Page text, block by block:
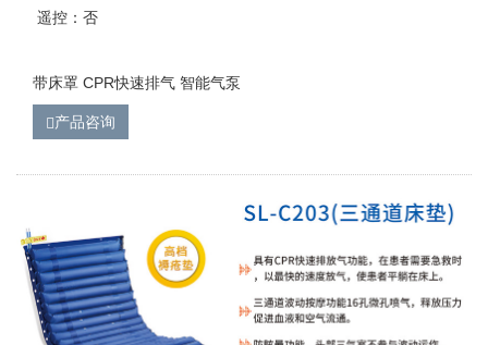
遥控：否
带床罩 CPR快速排气 智能气泵
产品咨询